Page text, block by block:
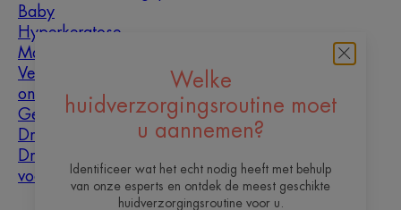
Welke
huidverzorgingsroutine moet
u aannemen?
Identificeer wat het echt nodig heeft met behulp
van onze esperts en ontdek de meest geschikte
huidverzorgingsroutine voor u.
Baby
Hyperkeratose
Mannen
Vette huid met
oneffenheden
Gemengde huid
Droge huid
Droogheid en
vochtarme huid